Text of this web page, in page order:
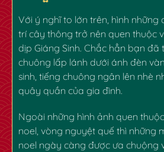
Với ý nghĩ to lớn trên, hình những
trí cây thông trở nên quen thuộc
dịp Giáng Sinh. Chắc hẳn bạn đã
chuông lấp lánh dưới ánh đèn
sinh, tiếng chuông ngân lên nhè
quây quần của gia đình.
Ngoài những hình ảnh quen
noel, vòng nguyệt quế thì những
noel ngày càng được ưa chuộng